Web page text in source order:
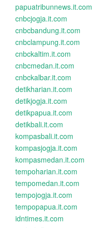
papuatribunnews.it.com
cnbcjogja.it.com
cnbcbandung.it.com
cnbclampung.it.com
cnbckaltim.it.com
cnbcmedan.it.com
cnbckalbar.it.com
detikharian.it.com
detikjogja.it.com
detikpapua.it.com
detikbali.it.com
kompasbali.it.com
kompasjogja.it.com
kompasmedan.it.com
tempoharian.it.com
tempomedan.it.com
tempojogja.it.com
tempopapua.it.com
idntimes.it.com